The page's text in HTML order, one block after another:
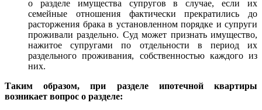
о разделе имущества супругов в случае, если их
семейные отношения фактически прекратились до
расторжения брака в установленном порядке и супруги
проживали раздельно. Суд может признать имущество,
нажитое супругами по отдельности в период их
раздельного проживания, собственностью каждого из
них.
Таким образом, при разделе ипотечной квартиры
возникает вопрос о разделе: